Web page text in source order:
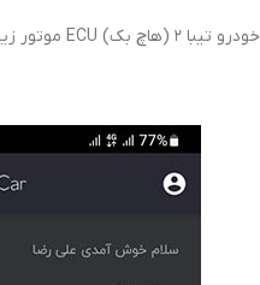
خودرو تیبا ۲ (هاچ بک) ECU موتور زیمنس یورو۴